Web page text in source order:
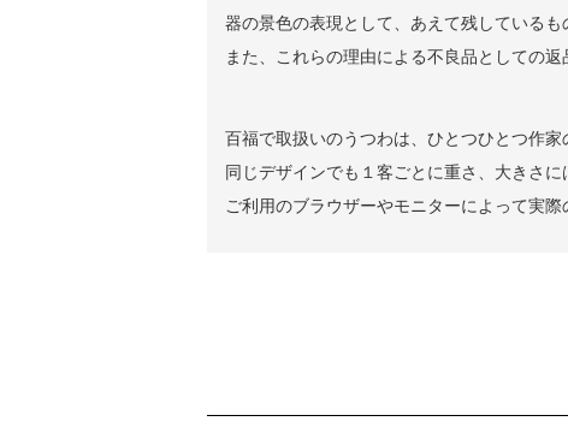
器の景色の表現として、あえて残している
また、これらの理由による不良品としての
百福で取扱いのうつわは、ひとつひとつ作
同じデザインでも１客ごとに重さ、大きさ
ご利用のブラウザーやモニターによって実